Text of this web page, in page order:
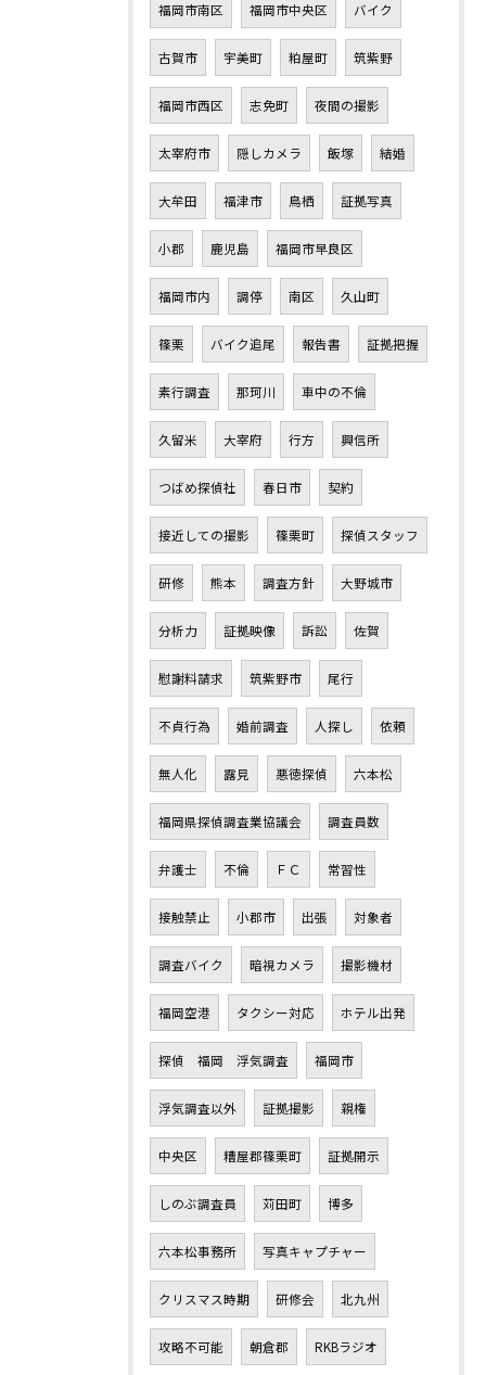
福岡市南区 福岡市中央区 バイク
古賀市 宇美町 粕屋町 筑紫野
福岡市西区 志免町 夜間の撮影
太宰府市 隠しカメラ 飯塚 結婚
大牟田 福津市 鳥栖 証拠写真
小郡 鹿児島 福岡市早良区
福岡市内 調停 南区 久山町
篠栗 バイク追尾 報告書 証拠把握
素行調査 那珂川 車中の不倫
久留米 大宰府 行方 興信所
つばめ探偵社 春日市 契約
接近しての撮影 篠栗町 探偵スタッフ
研修 熊本 調査方針 大野城市
分析力 証拠映像 訴訟 佐賀
慰謝料請求 筑紫野市 尾行
不貞行為 婚前調査 人探し 依頼
無人化 露見 悪徳探偵 六本松
福岡県探偵調査業協議会 調査員数
弁護士 不倫 ＦＣ 常習性
接触禁止 小郡市 出張 対象者
調査バイク 暗視カメラ 撮影機材
福岡空港 タクシー対応 ホテル出発
探偵 福岡 浮気調査 福岡市
浮気調査以外 証拠撮影 親権
中央区 糟屋郡篠栗町 証拠開示
しのぶ調査員 苅田町 博多
六本松事務所 写真キャプチャー
クリスマス時期 研修会 北九州
攻略不可能 朝倉郡 RKBラジオ